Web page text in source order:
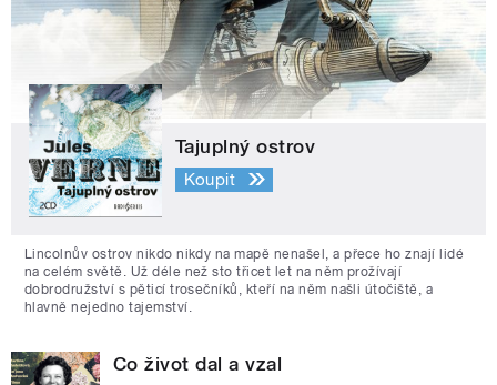
Tajuplný ostrov
Koupit
Lincolnův ostrov nikdo nikdy na mapě nenašel, a přece ho znají lidé
na celém světě. Už déle než sto třicet let na něm prožívají
dobrodružství s pěticí trosečníků, kteří na něm našli útočiště, a
hlavně nejedno tajemství.
Co život dal a vzal